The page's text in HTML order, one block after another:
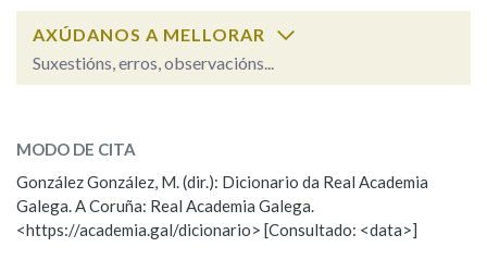
AXÚDANOS A MELLORAR
Suxestións, erros, observacións...
xota (danza)
xota (vara, vulto, anzol ou golpe)
xoto, xota
MODO DE CITA
González González, M. (dir.): Dicionario da Real Academia
Galega. A Coruña: Real Academia Galega.
<https://academia.gal/dicionario> [Consultado: <data>]